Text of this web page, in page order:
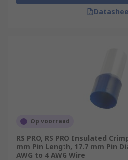
Op voorraad
RS PRO, RS PRO Insulated
mm Pin Length, 17.7 mm Pin
AWG to 4 AWG Wire